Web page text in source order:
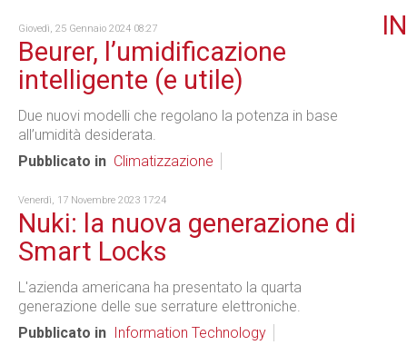
Giovedì, 25 Gennaio 2024 08:27
Beurer, l’umidificazione
intelligente (e utile)
Due nuovi modelli che regolano la potenza in base
all’umidità desiderata.
Pubblicato in Climatizzazione
Venerdì, 17 Novembre 2023 17:24
Nuki: la nuova generazione di
Smart Locks
L'azienda americana ha presentato la quarta
generazione delle sue serrature elettroniche.
Pubblicato in
Information Technology
IN